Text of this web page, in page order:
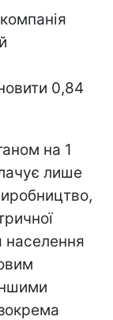
0,84
на 1
лише
населення